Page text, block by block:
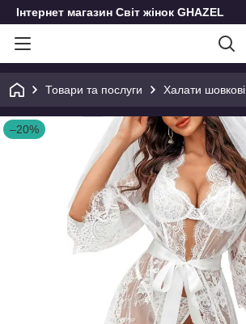
Інтернет магазин Світ жінок GHAZEL
Товари та послуги Халати шовкові
–20%